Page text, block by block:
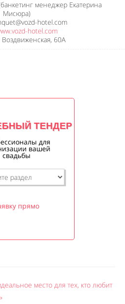
менеджер Екатерина
Мисюра)
hotel.com
hotel.com
Воздвиженская, 60А
ТЕНДЕР
для
вашей
свадьбы
прямо